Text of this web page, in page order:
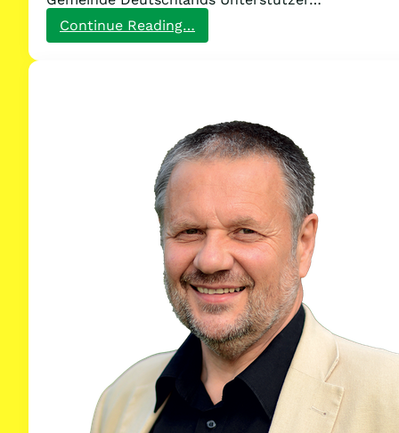
Continue Reading…
Dr.
der
palästinensischen
Gemeinde
Deutschland
Schirmherr